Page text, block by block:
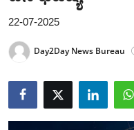
NEWS
COASTAL
Auto-Tech
22-07-2025
Day2Day News Bureau